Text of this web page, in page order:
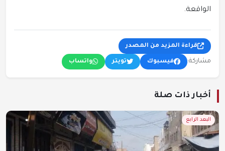
الواقعة.
قراءة المزيد من المصدر
مشاركة: فيسبوك تويتر واتساب
أخبار ذات صلة
البعد الرابع